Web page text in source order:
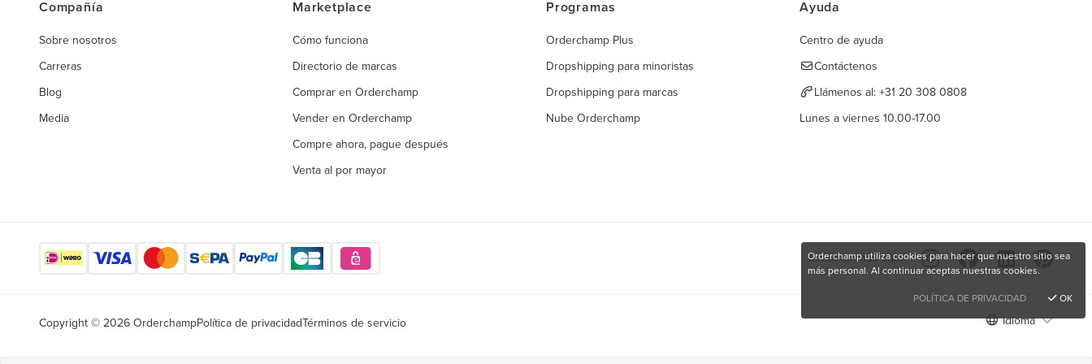
Compañía
Sobre nosotros
Carreras
Blog
Media
Marketplace
Cómo funciona
Directorio de marcas
Comprar en Orderchamp
Vender en Orderchamp
Compre ahora, pague después
Venta al por mayor
Programas
Orderchamp Plus
Dropshipping para minoristas
Dropshipping para marcas
Nube Orderchamp
Ayuda
Centro de ayuda
Contáctenos
Llámenos al: +31 20 308 0808
Lunes a viernes 10.00-17.00
Encuéntranos aquí
Copyright © 2026 OrderchampPolítica de privacidadTérminos de servicio Idioma
Orderchamp utiliza cookies para hacer que nuestro sitio sea
más personal. Al continuar aceptas nuestras cookies.
POLÍTICA DE PRIVACIDAD
OK